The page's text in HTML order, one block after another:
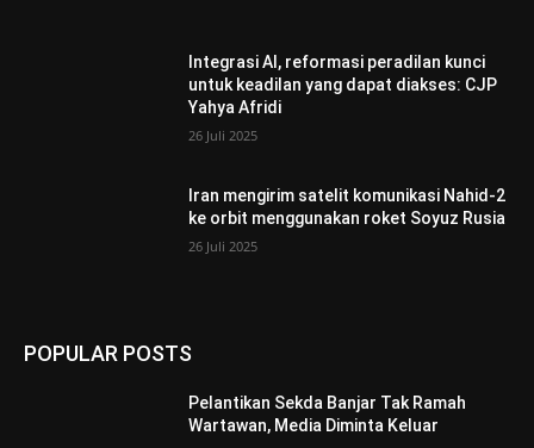
Integrasi AI, reformasi peradilan kunci
untuk keadilan yang dapat diakses: CJP
Yahya Afridi
26 Juli 2025
Iran mengirim satelit komunikasi Nahid-2
ke orbit menggunakan roket Soyuz Rusia
26 Juli 2025
POPULAR POSTS
Pelantikan Sekda Banjar Tak Ramah
Wartawan, Media Diminta Keluar